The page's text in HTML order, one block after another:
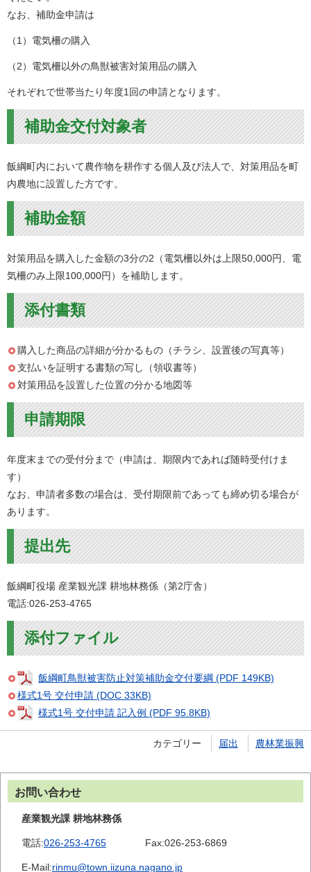
なお、補助金申請は
（1）電気柵の購入
（2）電気柵以外の鳥獣被害対策用品の購入
それぞれで世帯当たり年度1回の申請となります。
補助金交付対象者
飯綱町内において農作物を耕作する個人及び法人で、対策用品を町
内農地に設置した方です。
補助金額
対策用品を購入した金額の3分の2（電気柵以外は上限50,000円、電
気柵のみ上限100,000円）を補助します。
添付書類
購入した商品の詳細が分かるもの（チラシ、設置後の写真等）
支払いを証明する書類の写し（領収書等）
対策用品を設置した位置の分かる地図等
申請期限
年度末までの受付分まで（申請は、期限内であれば随時受付けま
す）
なお、申請者多数の場合は、受付期限前であっても締め切る場合が
あります。
提出先
飯綱町役場 産業観光課 耕地林務係（第2庁舎）
電話:026-253-4765
添付ファイル
飯綱町鳥獣被害防止対策補助金交付要綱 (PDF 149KB)
様式1号 交付申請 (DOC 33KB)
様式1号 交付申請 記入例 (PDF 95.8KB)
カテゴリー 届出 農林業振興
お問い合わせ
産業観光課 耕地林務係
電話:026-253-4765 Fax:026-253-6869
E-Mail:rinmu@town.iizuna.nagano.jp